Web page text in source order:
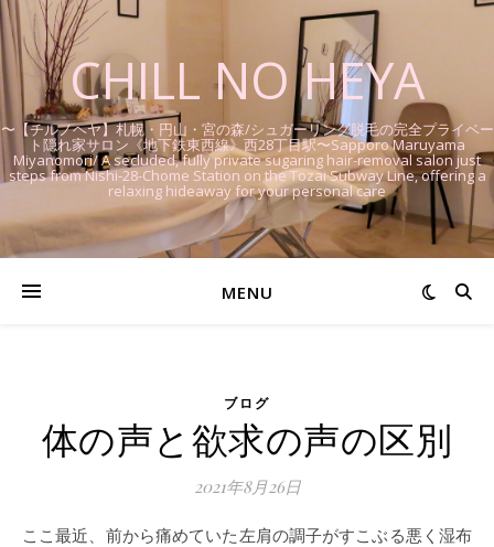
CHILL NO HEYA
〜【チルノヘヤ】札幌・円山・宮の森/シュガーリング脱毛の完全プライベー
ト隠れ家サロン《地下鉄東西線》西28丁目駅〜Sapporo Maruyama
Miyanomori/ A secluded, fully private sugaring hair-removal salon just
steps from Nishi-28-Chome Station on the Tozai Subway Line, offering a
relaxing hideaway for your personal care
MENU
ブログ
体の声と欲求の声の区別
2021年8月26日
ここ最近、前から痛めていた左肩の調子がすこぶる悪く湿布